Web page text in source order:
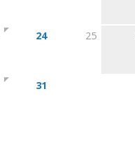
24 25
31